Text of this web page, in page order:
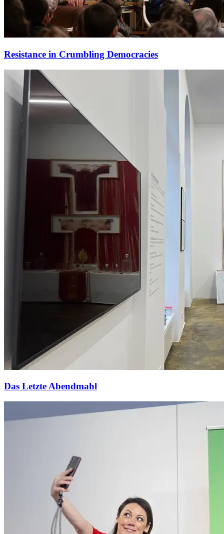
Resistance in Crumbling Democracies
Das Letzte Abendmahl